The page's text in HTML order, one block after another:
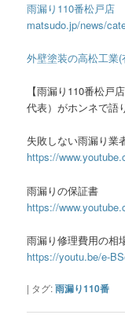
雨漏り110番松戸店
matsudo.jp/news/
外壁塗装の高松工業(
【雨漏り110番松戸
代表）がホンネで語
失敗しない雨漏り業
https://
雨漏りの保証書
https://
雨漏り修理費用の
https://youtu.be/e-
| タグ:雨漏り110番